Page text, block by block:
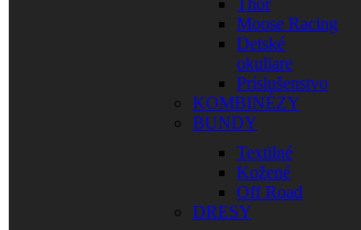
Thor
Moose Racing
Detské
okuliare
Príslušenstvo
KOMBINÉZY
BUNDY
Textilné
Kožené
Off Road
DRESY